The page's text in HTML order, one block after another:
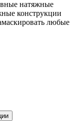
натяжные
конструкции
любые